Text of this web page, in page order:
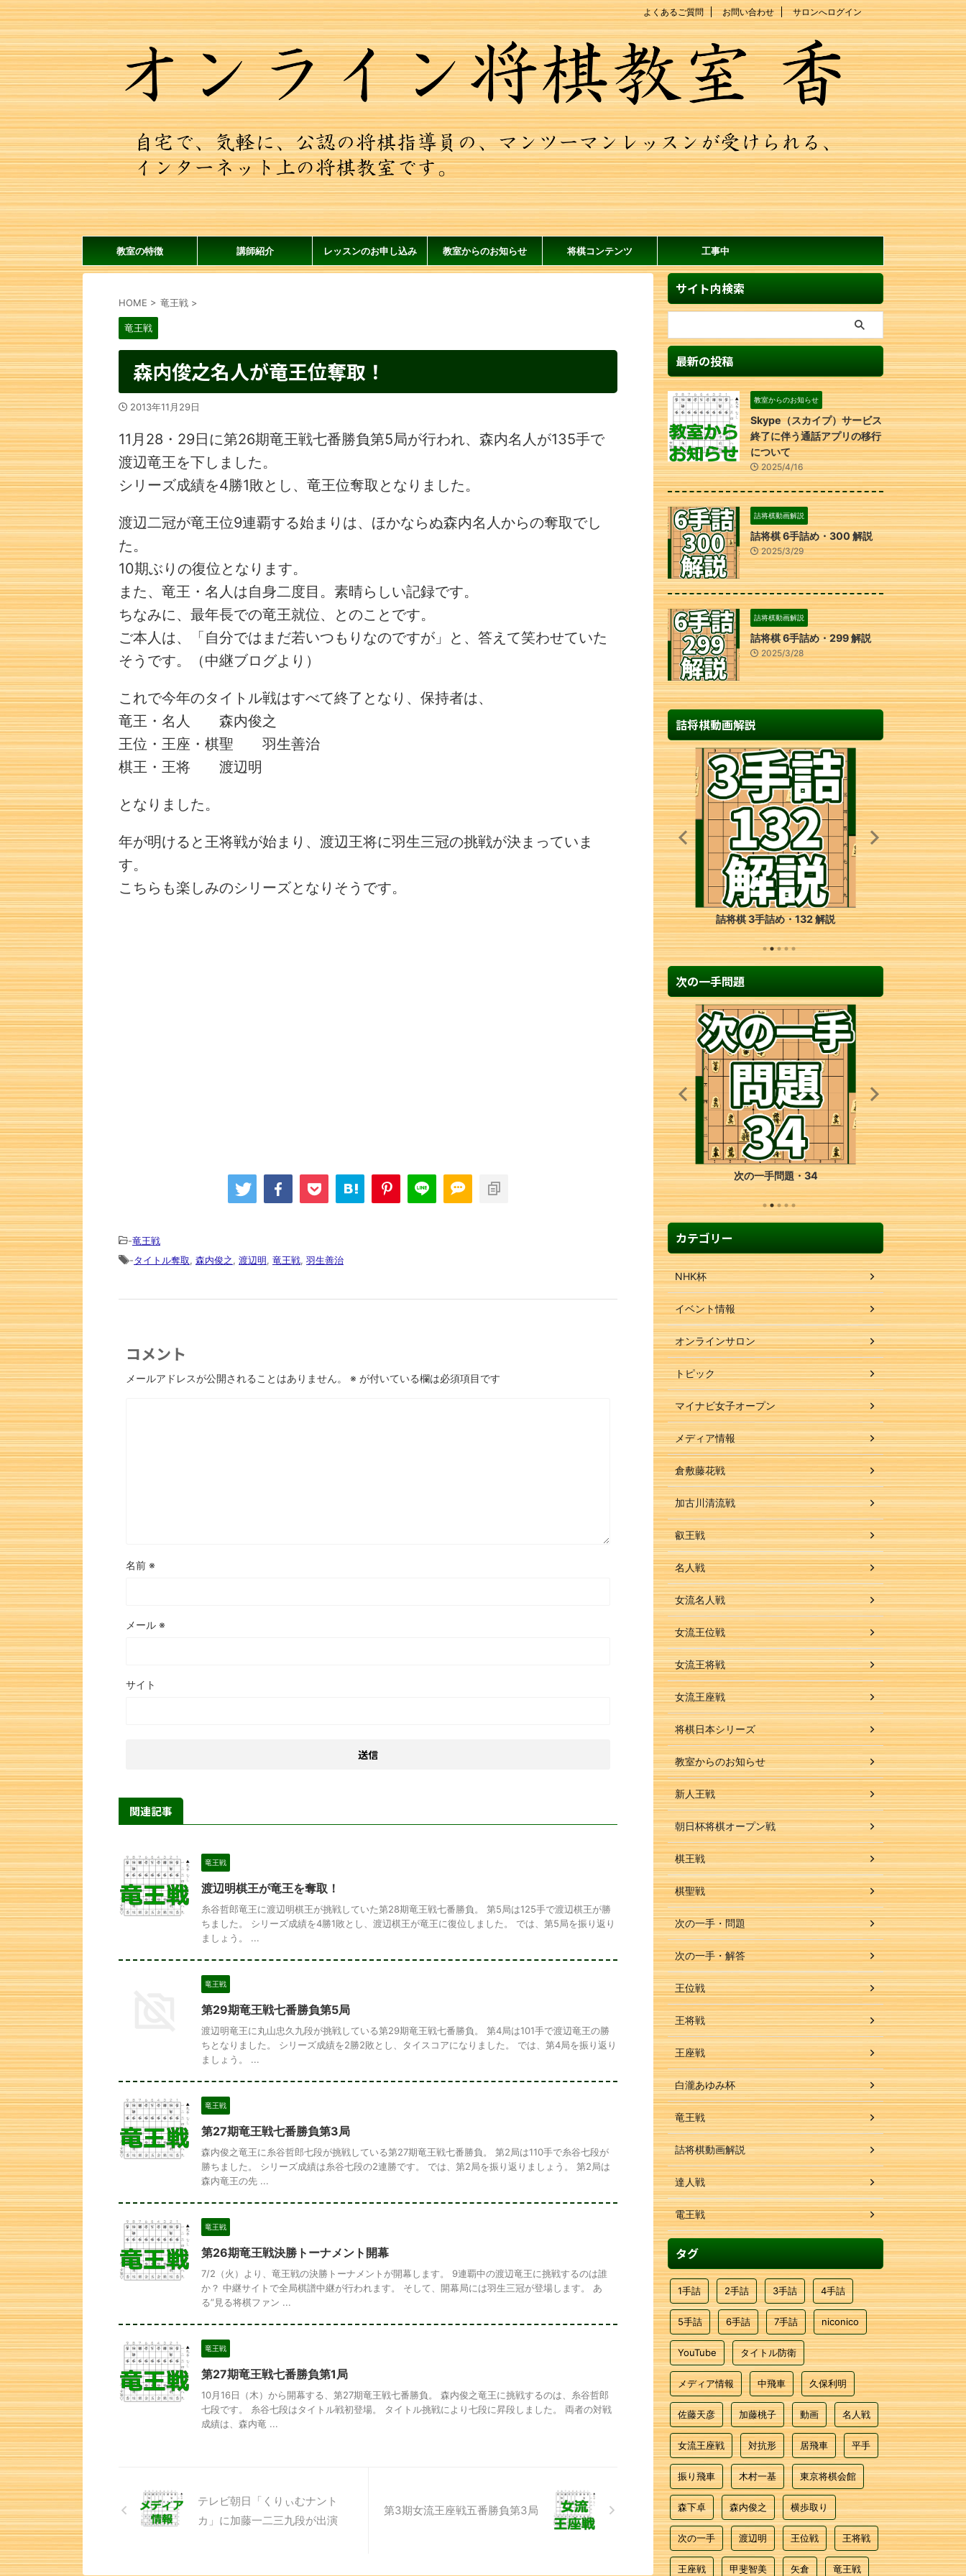
よくあるご質問 お問い合わせ サロンへログイン
教室の特徴 講師紹介 レッスンのお申し込み 教室からのお知らせ 将棋コンテンツ 工事中
HOME > 竜王戦 >
竜王戦
森内俊之名人が竜王位奪取！
2013年11月29日
11月28・29日に第26期竜王戦七番勝負第5局が行われ、森内名人が135手で
渡辺竜王を下しました。
シリーズ成績を4勝1敗とし、竜王位奪取となりました。
渡辺二冠が竜王位9連覇する始まりは、ほかならぬ森内名人からの奪取でし
た。
10期ぶりの復位となります。
また、竜王・名人は自身二度目。素晴らしい記録です。
ちなみに、最年長での竜王就位、とのことです。
ご本人は、「自分ではまだ若いつもりなのですが」と、答えて笑わせていた
そうです。（中継ブログより）
これで今年のタイトル戦はすべて終了となり、保持者は、
竜王・名人 森内俊之
王位・王座・棋聖 羽生善治
棋王・王将 渡辺明
となりました。
年が明けると王将戦が始まり、渡辺王将に羽生三冠の挑戦が決まっていま
す。
こちらも楽しみのシリーズとなりそうです。
-竜王戦
-タイトル奪取, 森内俊之, 渡辺明, 竜王戦, 羽生善治
コメント
メールアドレスが公開されることはありません。 ※ が付いている欄は必須項目です
名前 ※
メール ※
サイト
関連記事
竜王戦
渡辺明棋王が竜王を奪取！
糸谷哲郎竜王に渡辺明棋王が挑戦していた第28期竜王戦七番勝負。 第5局は125手で渡辺棋王が勝
ちました。 シリーズ成績を4勝1敗とし、渡辺棋王が竜王に復位しました。 では、第5局を振り返り
ましょう。 ...
竜王戦
第29期竜王戦七番勝負第5局
渡辺明竜王に丸山忠久九段が挑戦している第29期竜王戦七番勝負。 第4局は101手で渡辺竜王の勝
ちとなりました。 シリーズ成績を2勝2敗とし、タイスコアになりました。 では、第4局を振り返り
ましょう。 ...
竜王戦
第27期竜王戦七番勝負第3局
森内俊之竜王に糸谷哲郎七段が挑戦している第27期竜王戦七番勝負。 第2局は110手で糸谷七段が
勝ちました。 シリーズ成績は糸谷七段の2連勝です。 では、第2局を振り返りましょう。 第2局は
森内竜王の先 ...
竜王戦
第26期竜王戦決勝トーナメント開幕
7/2（火）より、竜王戦の決勝トーナメントが開幕します。 9連覇中の渡辺竜王に挑戦するのは誰
か？ 中継サイトで全局棋譜中継が行われます。 そして、開幕局には羽生三冠が登場します。 あ
る”見る将棋ファン ...
竜王戦
第27期竜王戦七番勝負第1局
10月16日（木）から開幕する、第27期竜王戦七番勝負。 森内俊之竜王に挑戦するのは、糸谷哲郎
七段です。 糸谷七段はタイトル戦初登場。 タイトル挑戦により七段に昇段しました。 両者の対戦
成績は、森内竜 ...
テレビ朝日「くりぃむナント
カ」に加藤一二三九段が出演
第3期女流王座戦五番勝負第3局
サイト内検索
最新の投稿
教室からのお知らせ
Skype（スカイプ）サービス
終了に伴う通話アプリの移行
について
2025/4/16
詰将棋動画解説
詰将棋 6手詰め・300 解説
2025/3/29
詰将棋動画解説
詰将棋 6手詰め・299 解説
2025/3/28
詰将棋動画解説
詰将棋 3手詰め・132 解説 詰
次の一手問題
次の一手問題・32 次の一手問題・34
カテゴリー
NHK杯
イベント情報
オンラインサロン
トピック
マイナビ女子オープン
メディア情報
倉敷藤花戦
加古川清流戦
叡王戦
名人戦
女流名人戦
女流王位戦
女流王将戦
女流王座戦
将棋日本シリーズ
教室からのお知らせ
新人王戦
朝日杯将棋オープン戦
棋王戦
棋聖戦
次の一手・問題
次の一手・解答
王位戦
王将戦
王座戦
白瀧あゆみ杯
竜王戦
詰将棋動画解説
達人戦
電王戦
タグ
1手詰 2手詰 3手詰 4手詰
5手詰 6手詰 7手詰 niconico
YouTube タイトル防衛
メディア情報 中飛車 久保利明
佐藤天彦 加藤桃子 動画 名人戦
女流王座戦 対抗形 居飛車 平手
振り飛車 木村一基 東京将棋会館
森下卓 森内俊之 横歩取り
次の一手 渡辺明 王位戦 王将戦
王座戦 甲斐智美 矢倉 竜王戦